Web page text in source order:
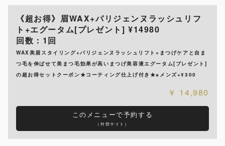
《超お得》眉WAX+パリジェンヌラッシュリフ
ト+エグータム[プレゼント] ¥14980
回数：1回
WAX美眉スタイリング+パリジェンヌラッシュリフト+まつげケアと自ま
つ毛を伸ばせて美まつ毛効果が高いまつげ美容液エグータム[プレゼント]
の超お得セットクーポン★コーティング仕上げ付き★※メンズ+¥300
14,980
このメニューで予約する
（外部サイト）